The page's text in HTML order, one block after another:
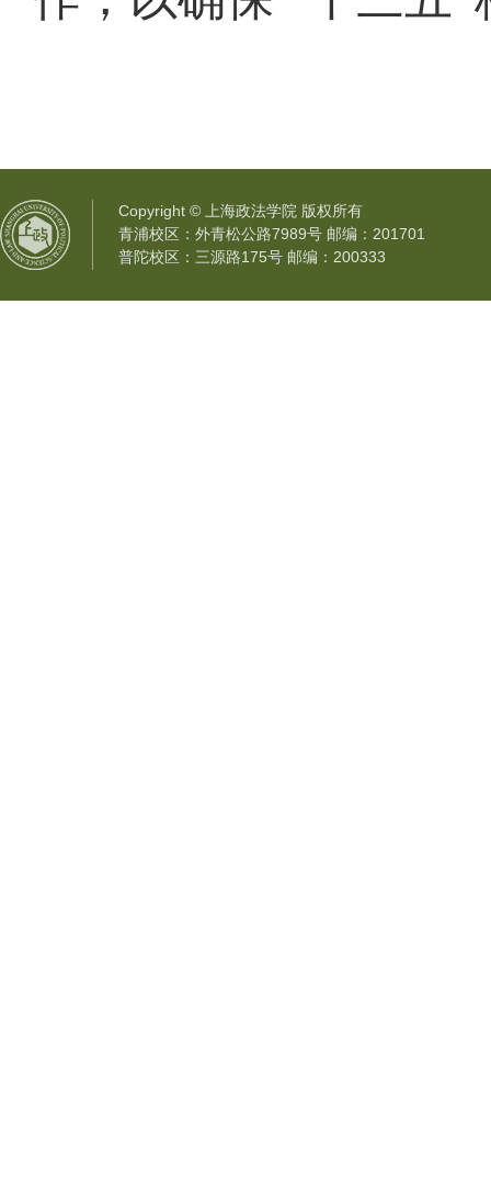
Copyright © 上海政法学院 版权所有
青浦校区：外青松公路7989号 邮编：201701
普陀校区：三源路175号 邮编：200333